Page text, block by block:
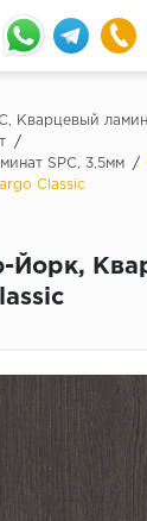
Кварцевый
/
SPC, 3,5мм
/
Classic
Йорк,